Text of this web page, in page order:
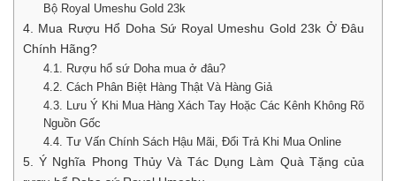
Bộ Royal Umeshu Gold 23k
4. Mua Rượu Hổ Doha Sứ Royal Umeshu Gold 23k Ở Đâu
Chính Hãng?
4.1. Rượu hổ sứ Doha mua ở đâu?
4.2. Cách Phân Biệt Hàng Thật Và Hàng Giả
4.3. Lưu Ý Khi Mua Hàng Xách Tay Hoặc Các Kênh Không Rõ
Nguồn Gốc
4.4. Tư Vấn Chính Sách Hậu Mãi, Đổi Trả Khi Mua Online
5. Ý Nghĩa Phong Thủy Và Tác Dụng Làm Quà Tặng của